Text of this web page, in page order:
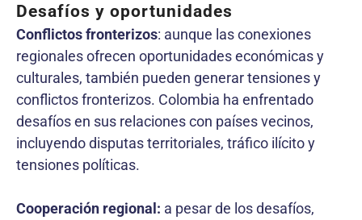
Desafíos y oportunidades
Conflictos fronterizos: aunque las conexiones
regionales ofrecen oportunidades económicas y
culturales, también pueden generar tensiones y
conflictos fronterizos. Colombia ha enfrentado
desafíos en sus relaciones con países vecinos,
incluyendo disputas territoriales, tráfico ilícito y
tensiones políticas.
Cooperación regional: a pesar de los desafíos,